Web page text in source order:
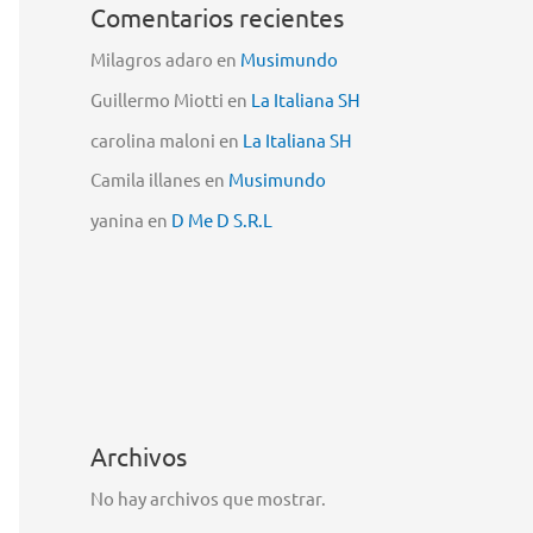
Comentarios recientes
Milagros adaro en Musimundo
Guillermo Miotti en La Italiana SH
carolina maloni en La Italiana SH
Camila illanes en Musimundo
yanina en D Me D S.R.L
Archivos
No hay archivos que mostrar.